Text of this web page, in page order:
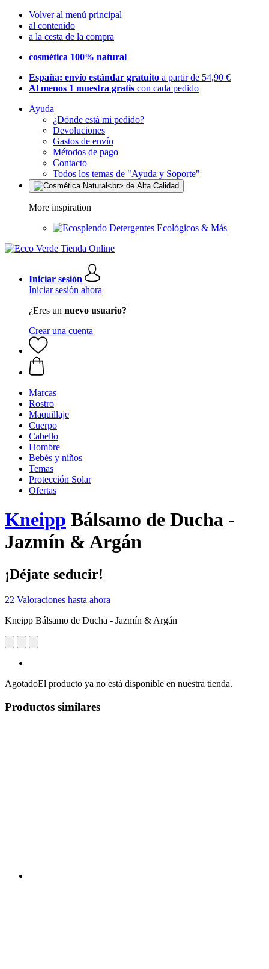
Volver al menú principal
al contenido
a la cesta de la compra
cosmética 100% natural
España: envío estándar gratuito a partir de 54,90 €
Al menos 1 muestra gratis con cada pedido
Ayuda
¿Dónde está mi pedido?
Devoluciones
Gastos de envío
Métodos de pago
Contacto
Todos los temas de "Ayuda y Soporte"
More inspiration
Detergentes Ecológicos & Más
Iniciar sesión
Iniciar sesión ahora
¿Eres un nuevo usuario?
Crear una cuenta
Marcas
Rostro
Maquillaje
Cuerpo
Cabello
Hombre
Bebés y niños
Temas
Protección Solar
Ofertas
Kneipp Bálsamo de Ducha -
Jazmín & Argán
¡Déjate seducir!
22 Valoraciones hasta ahora
Kneipp Bálsamo de Ducha - Jazmín & Argán
AgotadoEl producto ya no está disponible en nuestra tienda.
Productos similares